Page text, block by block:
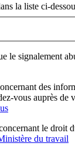
la liste ci-
le signalement
des
vous auprès de
le droit
du travail